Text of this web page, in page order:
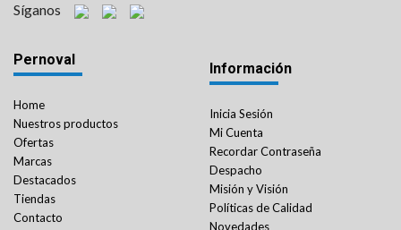
Síganos
Pernoval
Home
Nuestros productos
Ofertas
Marcas
Destacados
Tiendas
Contacto
Información
Inicia Sesión
Mi Cuenta
Recordar Contraseña
Despacho
Misión y Visión
Políticas de Calidad
Novedades